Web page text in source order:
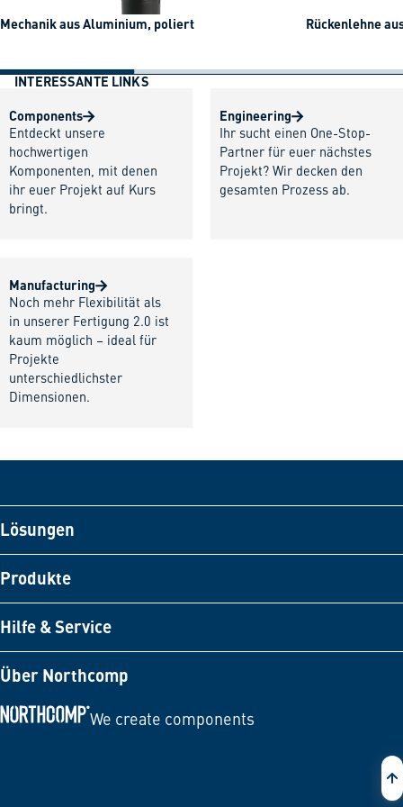
Mechanik aus Aluminium, poliert Rückenlehne
INTERESSANTE LINKS
Components
Entdeckt unsere
hochwertigen
Komponenten, mit denen
ihr euer Projekt auf Kurs
bringt.
Engineering
Ihr sucht einen One-Stop-
Partner für euer nächstes
Projekt? Wir decken den
gesamten Prozess ab.
Manufacturing
Noch mehr Flexibilität als
in unserer Fertigung 2.0 ist
kaum möglich – ideal für
Projekte
unterschiedlichster
Dimensionen.
Lösungen
Produkte
Hilfe & Service
Über Northcomp
We create components